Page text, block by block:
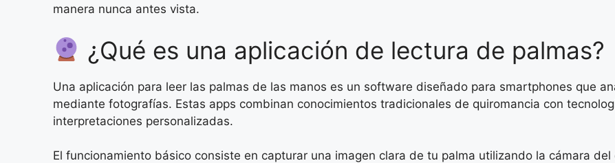
manera nunca antes vista.
¿Qué es una aplicación de lectura de palmas?
Una aplicación para leer las palmas de las manos es un software diseñado para smartphones que
mediante fotografías. Estas apps combinan conocimientos tradicionales de quiromancia con
interpretaciones personalizadas.
El funcionamiento básico consiste en capturar una imagen clara de tu palma utilizando la cámara